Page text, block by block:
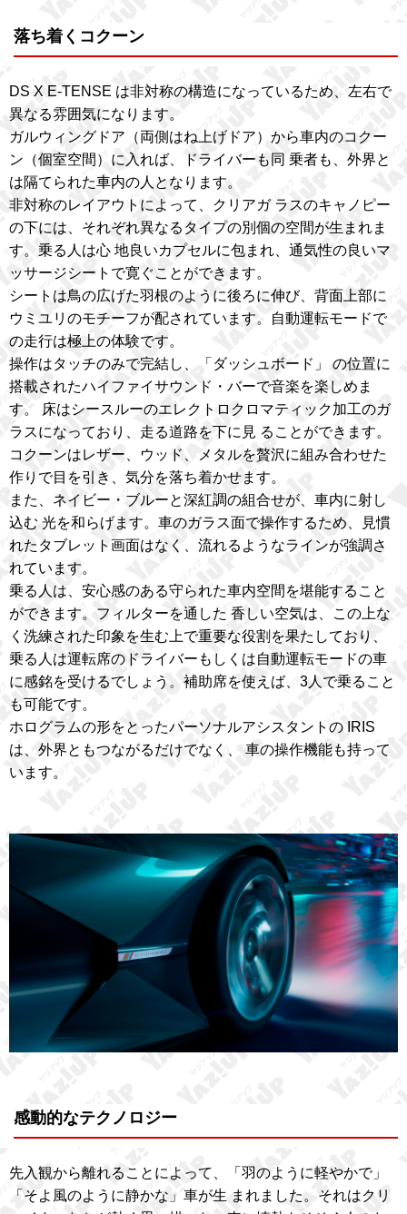
落ち着くコクーン
DS X E-TENSE は非対称の構造になっているため、左右で
異なる雰囲気になります。
ガルウィングドア（両側はね上げドア）から車内のコクー
ン（個室空間）に入れば、ドライバーも同 乗者も、外界と
は隔てられた車内の人となります。
非対称のレイアウトによって、クリアガ ラスのキャノピー
の下には、それぞれ異なるタイプの別個の空間が生まれま
す。乗る人は心 地良いカプセルに包まれ、通気性の良いマ
ッサージシートで寛ぐことができます。
シートは鳥の広げた羽根のように後ろに伸び、背面上部に
ウミユリのモチーフが配されています。自動運転モードで
の走行は極上の体験です。
操作はタッチのみで完結し、「ダッシュボード」 の位置に
搭載されたハイファイサウンド・バーで音楽を楽しめま
す。 床はシースルーのエレクトロクロマティック加工のガ
ラスになっており、走る道路を下に見 ることができます。
コクーンはレザー、ウッド、メタルを贅沢に組み合わせた
作りで目を引き、気分を落ち着かせます。
また、ネイビー・ブルーと深紅調の組合せが、車内に射し
込む 光を和らげます。車のガラス面で操作するため、見慣
れたタブレット画面はなく、流れるようなラインが強調さ
れています。
乗る人は、安心感のある守られた車内空間を堪能すること
ができます。フィルターを通した 香しい空気は、この上な
く洗練された印象を生む上で重要な役割を果たしており、
乗る人は運転席のドライバーもしくは自動運転モードの車
に感銘を受けるでしょう。補助席を使えば、3人で乗ること
も可能です。
ホログラムの形をとったパーソナルアシスタントの IRIS
は、外界ともつながるだけでなく、 車の操作機能も持って
います。
感動的なテクノロジー
先入観から離れることによって、「羽のように軽やかで」
「そよ風のように静かな」車が生 まれました。それはクリ